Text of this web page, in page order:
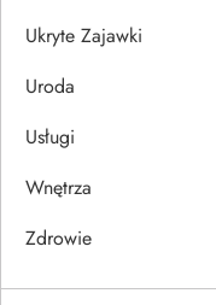
Ukryte Zajawki
Uroda
Usługi
Wnętrza
Zdrowie